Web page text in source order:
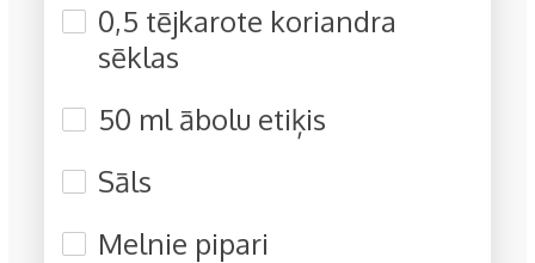
0,5 tējkarote koriandra
sēklas
50 ml ābolu etiķis
Sāls
Melnie pipari